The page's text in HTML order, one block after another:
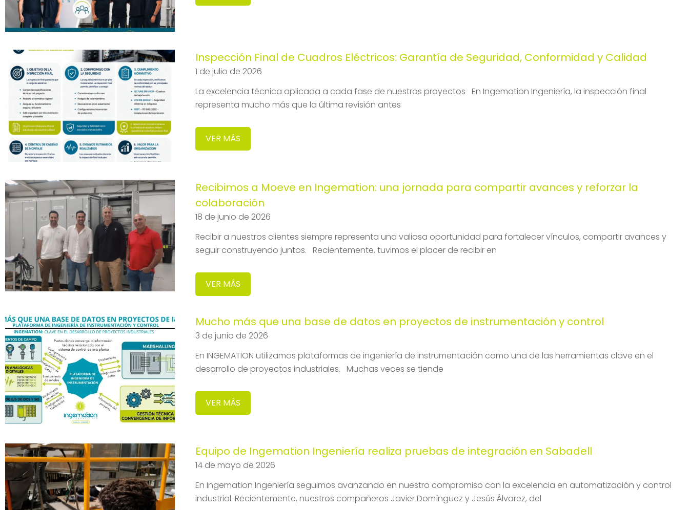
Inspección Final de Cuadros Eléctricos: Garantía de Seguridad, Conformidad y Calidad
1 de julio de 2026
La excelencia técnica aplicada a cada fase de nuestros proyectos En Ingemation Ingeniería, la inspección final
representa mucho más que la última revisión antes
VER MÁS
Recibimos a Moeve en Ingemation: una jornada para compartir avances y reforzar la
colaboración
18 de junio de 2026
Recibir a nuestros clientes siempre representa una valiosa oportunidad para fortalecer vínculos, compartir avances y
seguir construyendo juntos. Recientemente, tuvimos el placer de recibir en
VER MÁS
Mucho más que una base de datos en proyectos de instrumentación y control
3 de junio de 2026
En INGEMATION utilizamos plataformas de ingeniería de instrumentación como una de las herramientas clave en el
desarrollo de proyectos industriales. Muchas veces se tiende
VER MÁS
Equipo de Ingemation Ingeniería realiza pruebas de integración en Sabadell
14 de mayo de 2026
En Ingemation Ingeniería seguimos avanzando en nuestro compromiso con la excelencia en automatización y control
industrial. Recientemente, nuestros compañeros Javier Domínguez y Jesús Álvarez, del